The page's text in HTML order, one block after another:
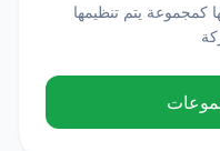
كمجموعة يتم تنظيمها